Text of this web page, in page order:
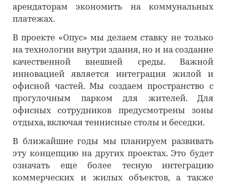
арендаторам экономить на коммунальных
платежах.
В проекте «Опус» мы делаем ставку не только
на технологии внутри здания, но и на создание
качественной внешней среды. Важной
инновацией является интеграция жилой и
офисной частей. Мы создаем пространство с
прогулочным парком для жителей. Для
офисных сотрудников предусмотрены зоны
отдыха, включая теннисные столы и беседки.
В ближайшие годы мы планируем развивать
эту концепцию на других проектах. Это будет
означать еще более тесную интеграцию
коммерческих и жилых объектов, а также